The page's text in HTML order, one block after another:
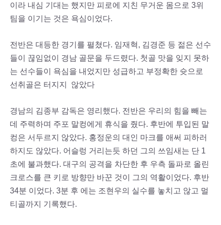
이라 내심 기대는 했지만 피로에 지친 무거운 몸으로 3위
팀을 이기는 것은 욕심이었다.
전반은 대등한 경기를 펼쳤다. 임재혁, 김경준 등 젊은 선수
들이 끊임없이 경남 골문을 두드렸다. 첫골 맛을 잊지 못하
는 선수들이 욕심을 내었지만 성급하고 부정확한 슛으로
선취골은 터지지 않았다
경남의 김종부 감독은 영리했다. 전반은 우리의 힘을 빼는
데 주력하며 주포 말컹에게 휴식을 줬다. 후반에 투입된 말
컹은 서두르지 않았다. 홍정운의 대인 마크를 애써 피하러
하지도 않았다. 어슬렁 거리는듯 하던 그의 쓰임새는 단 1
초에 불과했다. 대구의 공격을 차단한 후 우측 돌파로 올린
크로스를 큰 키로 방향만 바꾼 것이 그의 역활이었다. 후반
34분 이었다. 3분 후 에는 조현우의 실수를 놓치고 않고 멀
티골까지 기록했다.